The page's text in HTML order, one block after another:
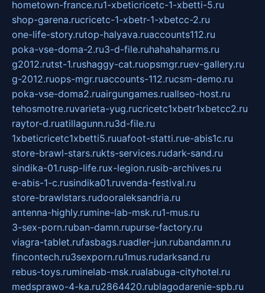
hometown-france.ru1-xbeticricetc-1-xbetti-5.ru
shop-garena.rucricetc-1-xbetr-1-xbetcc-2.ru
one-life-story.rutop-halyava.ruaccounts112.ru
poka-vse-doma-2.ru3-d-file.ruhahahaharms.ru
g2012.rutst-1.rushaggy-cat.ruopsmgr.ruev-gallery.ru
g-2012.ruops-mgr.ruaccounts-112.rucsm-demo.ru
poka-vse-doma2.ruairgungames.ruallseo-host.ru
tehosmotre.ruvarieta-yug.rucricetc1xbetr1xbetcc2.ru
raytor-d.ruatillagunn.ru3d-file.ru
1xbeticricetc1xbetti5.ruuafoot-statti.rue-abis1c.ru
store-brawl-stars.rukts-services.rudark-sand.ru
sindika-01.rusp-life.rux-legion.rusib-archives.ru
e-abis-1-c.rusindika01.ruvenda-festival.ru
store-brawlstars.rudooraleksandria.ru
antenna-highly.rumine-lab-msk.ru1-mus.ru
3-sex-porn.ruban-damn.rupurse-factory.ru
viagra-tablet.rufasbags.ruadler-jun.rubandamn.ru
fincontech.ru3sexporn.ru1mus.rudarksand.ru
rebus-toys.ruminelab-msk.rualabuga-cityhotel.ru
medsprawo-4-ka.ru2864420.rublagodarenie-spb.ru